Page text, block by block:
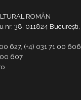
ROMÂN
nr. 38, 011824 București,
00 627, (+4) 031 71 00 606
00 607